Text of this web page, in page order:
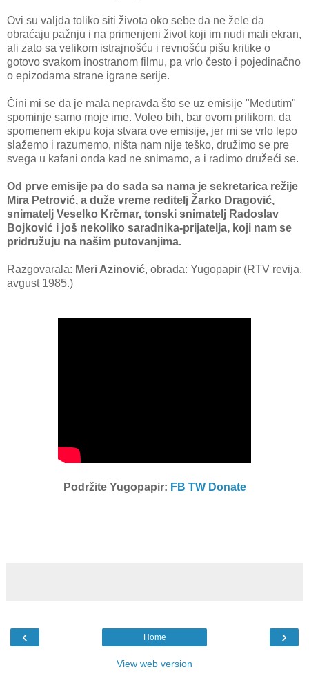
Ovi su valjda toliko siti života oko sebe da ne žele da
obraćaju pažnju i na primenjeni život koji im nudi mali ekran,
ali zato sa velikom istrajnošću i revnošću pišu kritike o
gotovo svakom inostranom filmu, pa vrlo često i pojedinačno
o epizodama strane igrane serije.
Čini mi se da je mala nepravda što se uz emisije "Međutim"
spominje samo moje ime. Voleo bih, bar ovom prilikom, da
spomenem ekipu koja stvara ove emisije, jer mi se vrlo lepo
slažemo i razumemo, ništa nam nije teško, družimo se pre
svega u kafani onda kad ne snimamo, a i radimo družeći se.
Od prve emisije pa do sada sa nama je sekretarica režije
Mira Petrović, a duže vreme reditelj Žarko Dragović,
snimatelj Veselko Krčmar, tonski snimatelj Radoslav
Bojković i još nekoliko saradnika-prijatelja, koji nam se
pridružuju na našim putovanjima.
Razgovarala: Meri Azinović, obrada: Yugopapir (RTV revija,
avgust 1985.)
Podržite Yugopapir: FB TW Donate
‹ ›
Home
View web version